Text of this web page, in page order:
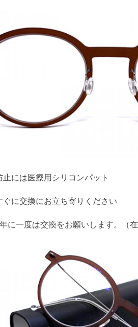
止には医療用シリコンパット
ぐに交換にお立ち寄りください
に一度は交換をお願いします。（